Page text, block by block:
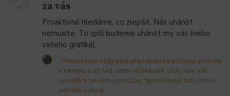
za vás
Proaktivně hledáme, co zlepšit. Nás uhánět
nemusíte. To spíš budeme uhánět my vás (nebo
vašeho grafika).
„Pánové jsou vždy plně připraveni na schůzky, plní vše
v termínu a až nad rámec očekávání, vždy nám vše
vysvětlí a se vším pomůžou. Spolehlivější lidi jsme si
nemohli vybrat.“